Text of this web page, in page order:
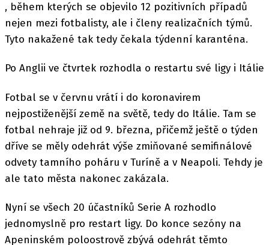
, během kterých se objevilo 12 pozitivních případů
nejen mezi fotbalisty, ale i členy realizačních týmů.
Tyto nakažené tak tedy čekala týdenní karanténa.
Po Anglii ve čtvrtek rozhodla o restartu své ligy i Itálie
Fotbal se v červnu vrátí i do koronavirem
nejpostiženější země na světě, tedy do Itálie. Tam se
fotbal nehraje již od 9. března, přičemž ještě o týden
dříve se měly odehrát výše zmiňované semifinálové
odvety tamního poháru v Turíně a v Neapoli. Tehdy je
ale tato města nakonec zakázala.
Nyní se všech 20 účastníků Serie A rozhodlo
jednomyslně pro restart ligy. Do konce sezóny na
Apeninském poloostrově zbývá odehrát těmto